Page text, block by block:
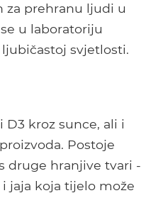
za prehranu ljudi u
u laboratoriju
svjetlosti.
kroz sunce, ali i
Postoje
druge hranjive tvari -
jaja koja tijelo može